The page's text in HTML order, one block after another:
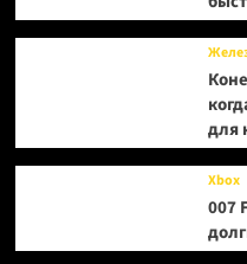
для
Xbox
007